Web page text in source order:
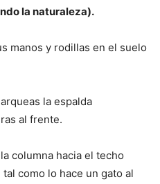
la naturaleza).
manos y rodillas en el suelo
la espalda
al frente.
columna hacia el techo
como lo hace un gato al